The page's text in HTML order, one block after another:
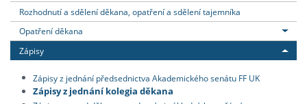
Rozhodnutí a sdělení děkana, opatření a sdělení tajemníka
Opatření děkana
Zápisy
Zápisy z jednání předsednictva Akademického senátu FF UK
Zápisy z jednání kolegia děkana